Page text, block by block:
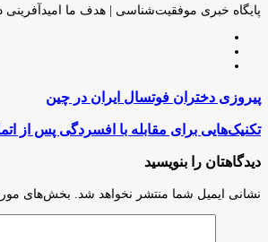
ایمیل
پایگاه خبری موفقیت‌شناسی | هدف ما
پیروزی
دختران
فوتسال
ایران
چین
پیروزی دختران فوتسال ایران در چین
تکنیک‌هایی
مقابله
افسردگی
تکنیک‌هایی برای مقابله با افسردگی پس از
دیدگاهتان را بنویسید
نشانی ایمیل شما منتشر نخواهد شد. بخش‌های